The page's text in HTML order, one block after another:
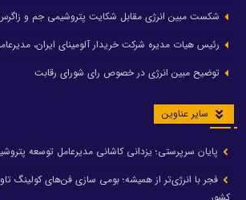
شکست مبین انرژی مقابل شکایت پتروشیمی جم و
رئیس هیات مدیره شرکت خریدار آلومینای ایران،
توضیح مبین انرژی در خصوص رای شورای رقابت
سایر عناوین
پایان سرپرستی؛ یزدانی کاشانی مدیرعامل توسعه
فجر با انرژی‌تر از همیشه؛ بومی سازی فن‌های کولینگ